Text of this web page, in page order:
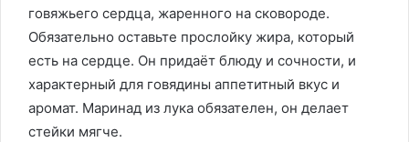
говяжьего сердца, жаренного на сковороде.
Обязательно оставьте прослойку жира, который
есть на сердце. Он придаёт блюду и сочности, и
характерный для говядины аппетитный вкус и
аромат. Маринад из лука обязателен, он делает
стейки мягче.